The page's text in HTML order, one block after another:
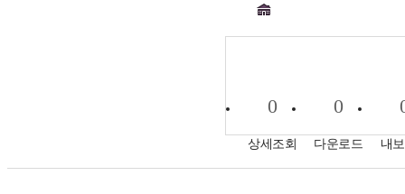
0
상세조회
0
다운로드 내